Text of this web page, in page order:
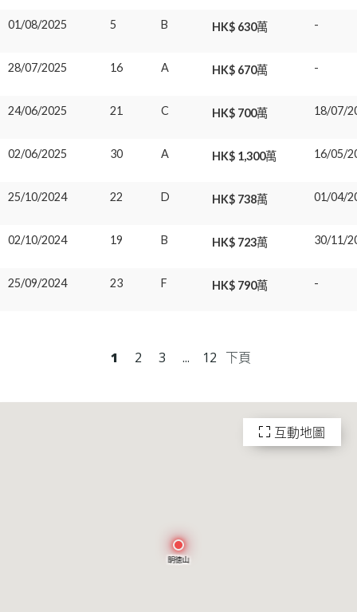
眀徳山
互動地圖
01/08/2025 5 B HK$ 630萬 -
28/07/2025 16 A HK$ 670萬 -
24/06/2025 21 C HK$ 700萬 18/07/
02/06/2025 30 A HK$ 1,300萬 16/05/
25/10/2024 22 D HK$ 738萬 01/04/
02/10/2024 19 B HK$ 723萬 30/11/
25/09/2024 23 F HK$ 790萬 -
1 2 3 ... 12 下頁